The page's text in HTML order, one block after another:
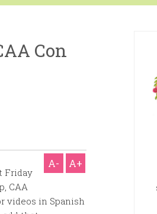
Con
A- A+
Friday
CAA
videos in Spanish